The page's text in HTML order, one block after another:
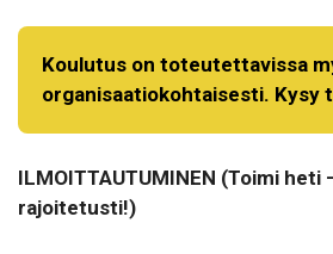
Koulutus on toteutettavissa
organisaatiokohtaisesti. Kysy
ILMOITTAUTUMINEN (Toimi heti
rajoitetusti!)